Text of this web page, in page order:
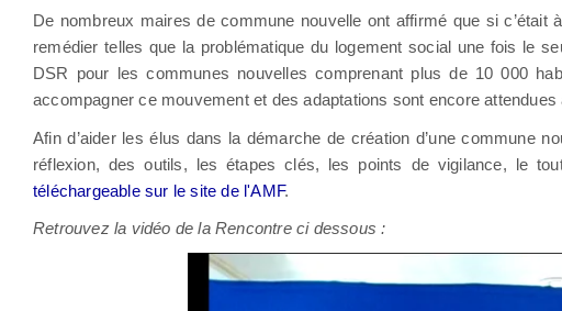
De nombreux maires de commune nouvelle ont affirmé que si
remédier telles que la problématique du logement social une fois le
DSR pour les communes nouvelles comprenant plus de 10 000
accompagner ce mouvement et des adaptations sont encore
Afin d’aider les élus dans la démarche de création d’une commune
réflexion, des outils, les étapes clés, les points de vigilance, le
téléchargeable sur le site de l'AMF.
Retrouvez la vidéo de la Rencontre ci dessous :